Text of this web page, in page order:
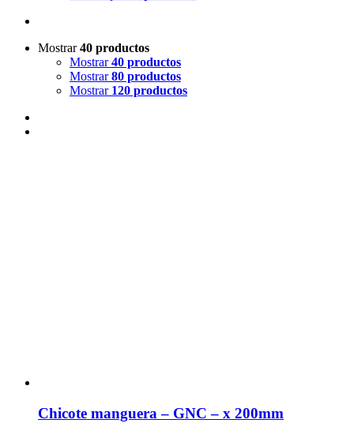
Mostrar40 productos
Mostrar40 productos
Mostrar80 productos
Mostrar 120 productos
Chicote manguera – GNC – x 200mm